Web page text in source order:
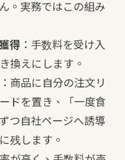
。実務ではこの組み
得 ：手数料を受け入
換えにします。
：商品に自分の注文リ
ドを置き、「一度食
つ自社ページへ誘導
残します。